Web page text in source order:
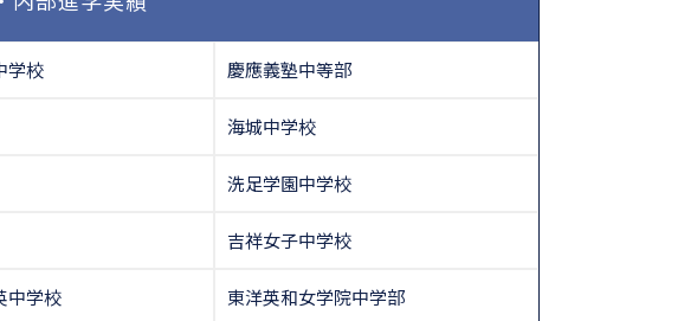
学校 慶應義塾中等部
海城中学校
洗足学園中学校
吉祥女子中学校
中学校 東洋英和女学院中学部